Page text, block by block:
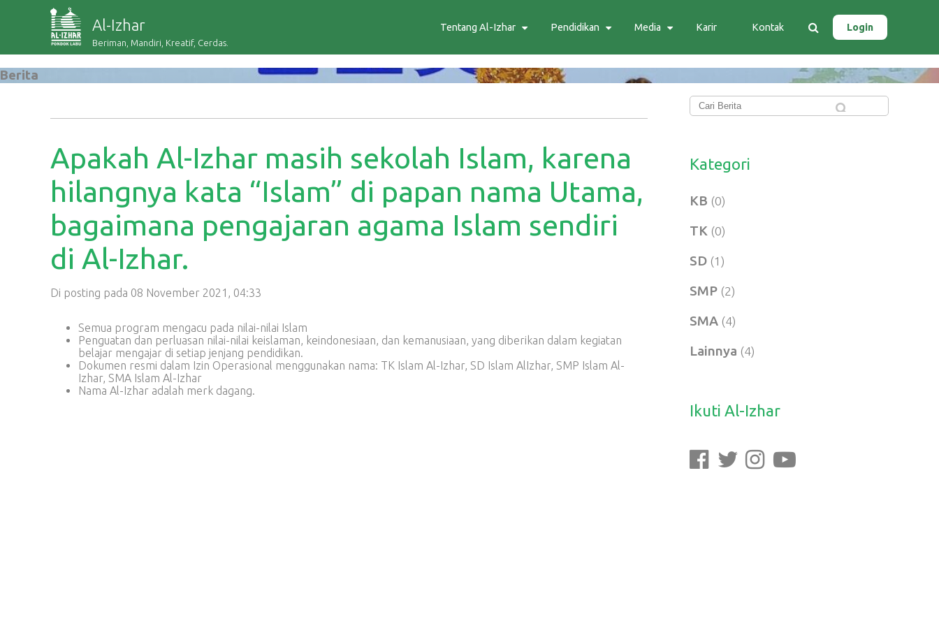
Al-Izhar
Beriman, Mandiri, Kreatif, Cerdas.
Tentang Al-Izhar Pendidikan Media Karir Kontak Login
Berita
Apakah Al-Izhar masih sekolah Islam, karena
hilangnya kata “Islam” di papan nama Utama,
bagaimana pengajaran agama Islam sendiri
di Al-Izhar.
Di posting pada 08 November 2021, 04:33
Semua program mengacu pada nilai-nilai Islam
Penguatan dan perluasan nilai-nilai keislaman, keindonesiaan, dan kemanusiaan, yang diberikan dalam kegiatan
belajar mengajar di setiap jenjang pendidikan.
Dokumen resmi dalam Izin Operasional menggunakan nama: TK Islam Al-Izhar, SD Islam AlIzhar, SMP Islam Al-
Izhar, SMA Islam Al-Izhar
Nama Al-Izhar adalah merk dagang.
Kategori
KB (0)
TK (0)
SD (1)
SMP (2)
SMA (4)
Lainnya (4)
Ikuti Al-Izhar